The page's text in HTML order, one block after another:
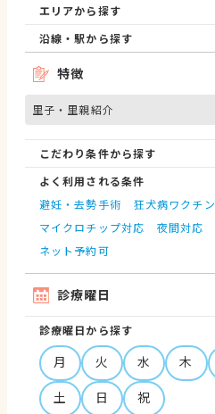
エリアから探す
沿線・駅から探す
特徴
里子・里親紹介
こだわり条件から探す
よく利用される条件
避妊・去勢手術
狂犬病ワクチン
マイクロチップ対応
夜間対応
ネット予約可
診療曜日
診療曜日から探す
月 火 水 木
土
日 祝